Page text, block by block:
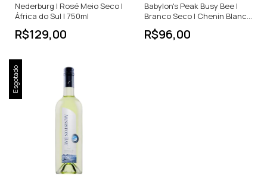
Nederburg | Rosé Meio Seco |
África do Sul | 750ml
R$129,00
Babylon's Peak Busy Bee |
Branco Seco | Chenin Blanc |
África do Sul | 750ml
R$96,00
Esgotado